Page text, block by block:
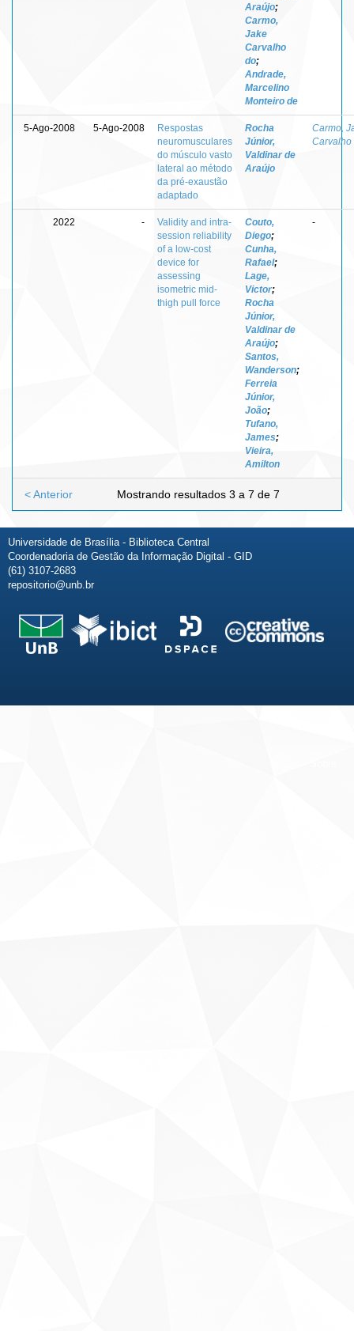
Araújo;
Carmo,
Jake
Carvalho
do;
Andrade,
Marcelino
Monteiro de
5-Ago-2008 5-Ago-2008
Respostas
neuromusculares
do músculo vasto
lateral ao método
da pré-exaustão
adaptado
Rocha
Júnior,
Valdinar de
Araújo
Carmo,
Carvalho
2022 -
Validity and intra-
session reliability
of a low-cost
device for
assessing
isometric mid-
thigh pull force
Couto,
Diego;
Cunha,
Rafael;
Lage,
Victor;
Rocha
Júnior,
Valdinar de
Araújo;
Santos,
Wanderson;
Ferreia
Júnior,
João;
Tufano,
James;
Vieira,
Amilton
-
Mostrando resultados 3 a 7 de 7
< Anterior
Universidade de Brasília - Biblioteca Central
Coordenadoria de Gestão da Informação Digital - GID
(61) 3107-2683
repositorio@unb.br